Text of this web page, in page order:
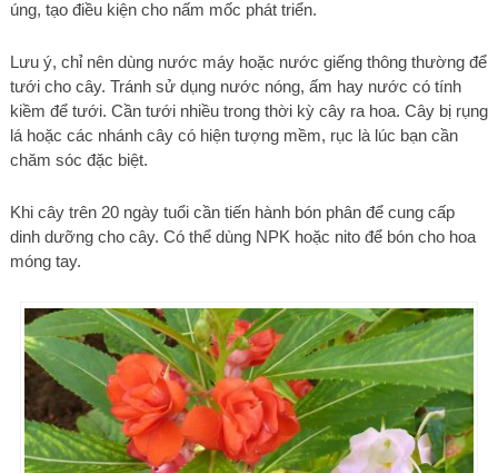
úng, tạo điều kiện cho nấm mốc phát triển.
Lưu ý, chỉ nên dùng nước máy hoặc nước giếng thông thường để
tưới cho cây. Tránh sử dụng nước nóng, ấm hay nước có tính
kiềm để tưới. Cần tưới nhiều trong thời kỳ cây ra hoa. Cây bị rụng
lá hoặc các nhánh cây có hiện tượng mềm, rục là lúc bạn cần
chăm sóc đặc biệt.
Khi cây trên 20 ngày tuổi cần tiến hành bón phân để cung cấp
dinh dưỡng cho cây. Có thể dùng NPK hoặc nito để bón cho hoa
móng tay.